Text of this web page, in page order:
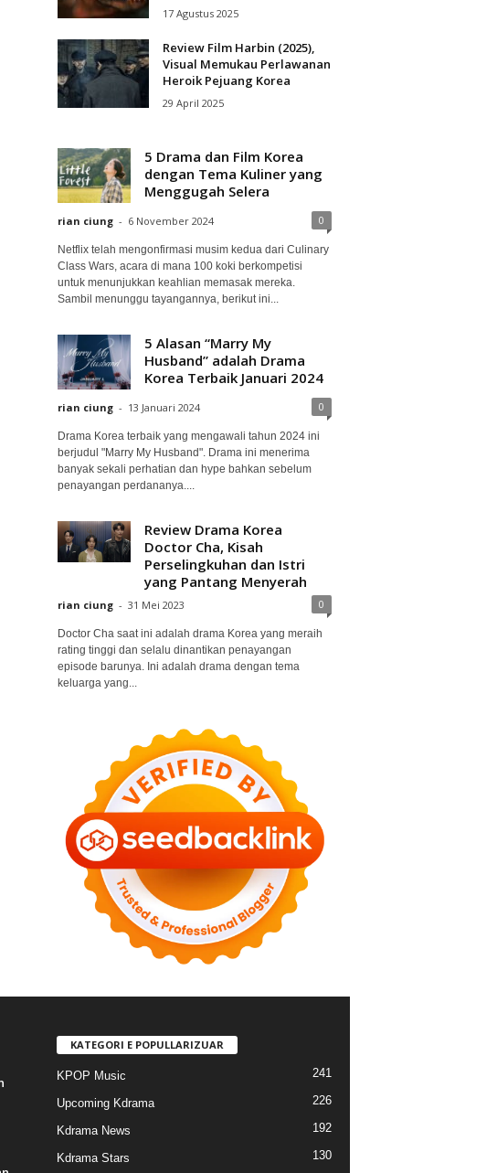
17 Agustus 2025
Review Film Harbin (2025),
Visual Memukau Perlawanan
Heroik Pejuang Korea
29 April 2025
5 Drama dan Film Korea
dengan Tema Kuliner yang
Menggugah Selera
rian ciung - 6 November 2024 0
Netflix telah mengonfirmasi musim kedua dari Culinary
Class Wars, acara di mana 100 koki berkompetisi
untuk menunjukkan keahlian memasak mereka.
Sambil menunggu tayangannya, berikut ini...
5 Alasan “Marry My
Husband” adalah Drama
Korea Terbaik Januari 2024
rian ciung - 13 Januari 2024 0
Drama Korea terbaik yang mengawali tahun 2024 ini
berjudul "Marry My Husband". Drama ini menerima
banyak sekali perhatian dan hype bahkan sebelum
penayangan perdananya....
Review Drama Korea
Doctor Cha, Kisah
Perselingkuhan dan Istri
yang Pantang Menyerah
rian ciung - 31 Mei 2023 0
Doctor Cha saat ini adalah drama Korea yang meraih
rating tinggi dan selalu dinantikan penayangan
episode barunya. Ini adalah drama dengan tema
keluarga yang...
KATEGORI E POPULLARIZUAR
KPOP Music 241
Upcoming Kdrama 226
Kdrama News 192
Kdrama Stars 130